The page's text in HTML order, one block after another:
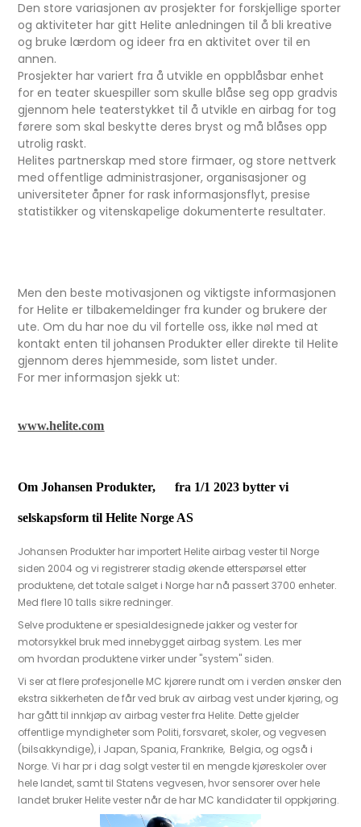
Den store variasjonen av prosjekter for forskjellige sporter
og aktiviteter har gitt Helite anledningen til å bli kreative
og bruke lærdom og ideer fra en aktivitet over til en
annen.
Prosjekter har variert fra å utvikle en oppblåsbar enhet
for en teater skuespiller som skulle blåse seg opp gradvis
gjennom hele teaterstykket til å utvikle en airbag for tog
førere som skal beskytte deres bryst og må blåses opp
utrolig raskt.
Helites partnerskap med store firmaer, og store nettverk
med offentlige administrasjoner, organisasjoner og
universiteter åpner for rask informasjonsflyt, presise
statistikker og vitenskapelige dokumenterte resultater.
Men den beste motivasjonen og viktigste informasjonen
for Helite er tilbakemeldinger fra kunder og brukere der
ute. Om du har noe du vil fortelle oss, ikke nøl med at
kontakt enten til johansen Produkter eller direkte til Helite
gjennom deres hjemmeside, som listet under.
For mer informasjon sjekk ut:
www.helite.com
Om Johansen Produkter, fra 1/1 2023 bytter vi
selskapsform til Helite Norge AS
Johansen Produkter har importert Helite airbag vester til Norge
siden 2004 og vi registrerer stadig økende etterspørsel etter
produktene, det totale salget i Norge har nå passert 3700 enheter.
Med flere 10 talls sikre redninger.
Selve produktene er spesialdesignede jakker og vester for
motorsykkel bruk med innebygget airbag system. Les mer
om hvordan produktene virker under "system" siden.
Vi ser at flere profesjonelle MC kjørere rundt om i verden ønsker den
ekstra sikkerheten de får ved bruk av airbag vest under kjøring, og
har gått til innkjøp av airbag vester fra Helite. Dette gjelder
offentlige myndigheter som Politi, forsvaret, skoler, og vegvesen
(bilsakkyndige), i Japan, Spania, Frankrike, Belgia, og også i
Norge. Vi har pr i dag solgt vester til en mengde kjøreskoler over
hele landet, samt til Statens vegvesen, hvor sensorer over hele
landet bruker Helite vester når de har MC kandidater til oppkjøring.